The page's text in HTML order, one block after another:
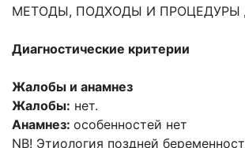
МЕТОДЫ, ПОДХОДЫ И ПРОЦЕДУРЫ
Диагностические критерии
Жалобы и анамнез
Жалобы: нет.
Анамнез: особенностей нет
NB! Этиология поздней